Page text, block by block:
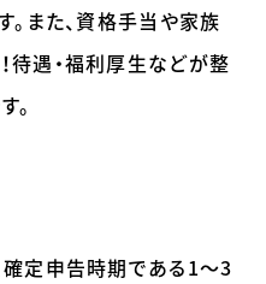
。また、資格手当や家族
待遇・福利厚生などが整
。
確定申告時期である1～3